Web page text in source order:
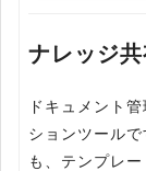
ナレッジ
ドキュメント
ションツール
も、テンプレ